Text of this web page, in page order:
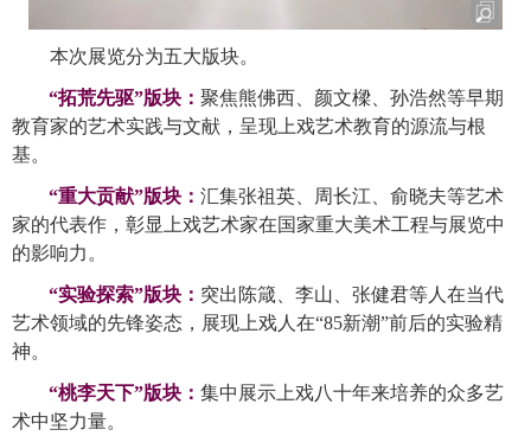
本次展览分为五大版块。
“拓荒先驱”版块： 聚焦熊佛西、颜文樑、孙浩然等早期
教育家的艺术实践与文献，呈现上戏艺术教育的源流与根
基。
“重大贡献”版块： 汇集张祖英、周长江、俞晓夫等艺术
家的代表作，彰显上戏艺术家在国家重大美术工程与展览中
的影响力。
“实验探索”版块： 突出陈箴、李山、张健君等人在当代
艺术领域的先锋姿态，展现上戏人在“85新潮”前后的实验精
神。
“桃李天下”版块： 集中展示上戏八十年来培养的众多艺
术中坚力量。